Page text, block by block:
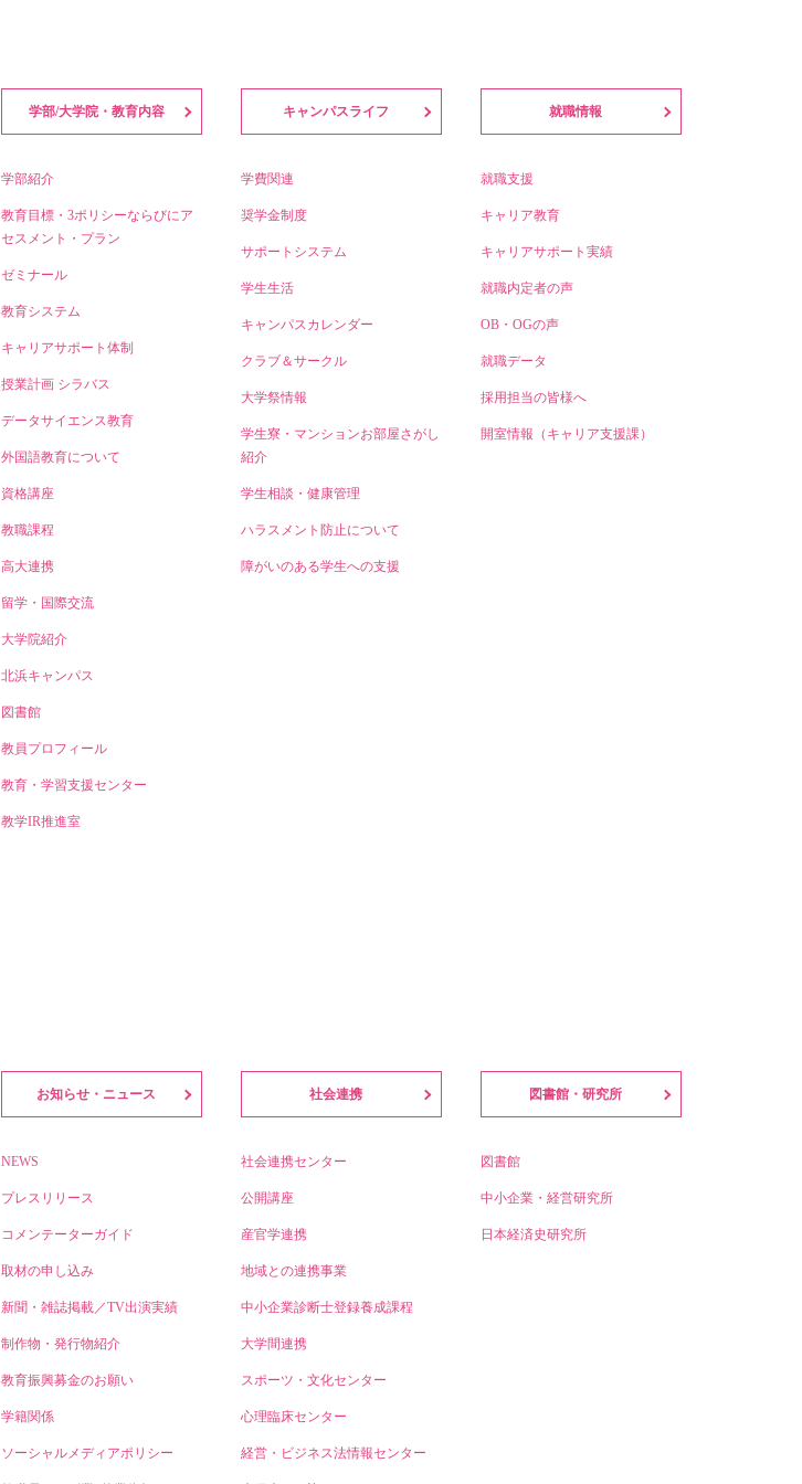
学部/大学院・教育内容
学部紹介
教育目標・3ポリシーならびにア
セスメント・プラン
ゼミナール
教育システム
キャリアサポート体制
授業計画 シラバス
データサイエンス教育
外国語教育について
資格講座
教職課程
高大連携
留学・国際交流
大学院紹介
北浜キャンパス
図書館
教員プロフィール
教育・学習支援センター
教学IR推進室
キャンパスライフ
学費関連
奨学金制度
サポートシステム
学生生活
キャンパスカレンダー
クラブ＆サークル
大学祭情報
学生寮・マンションお部屋さがし
紹介
学生相談・健康管理
ハラスメント防止について
障がいのある学生への支援
就職情報
就職支援
キャリア教育
キャリアサポート実績
就職内定者の声
OB・OGの声
就職データ
採用担当の皆様へ
開室情報（キャリア支援課）
お知らせ・ニュース
NEWS
プレスリリース
コメンテーターガイド
取材の申し込み
新聞・雑誌掲載／TV出演実績
制作物・発行物紹介
教育振興募金のお願い
学籍関係
ソーシャルメディアポリシー
社会連携
社会連携センター
公開講座
産官学連携
地域との連携事業
中小企業診断士登録養成課程
大学間連携
スポーツ・文化センター
心理臨床センター
経営・ビジネス法情報センター
図書館・研究所
図書館
中小企業・経営研究所
日本経済史研究所